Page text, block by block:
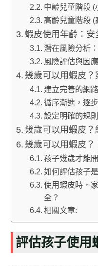
中齡兒童階段 (
高齡兒童階段 (
蝦皮使用年齡：安
潛在風險分析：
風險評估與因
幾歲可以用蝦皮？
建立完善的網
循序漸進，逐
設定明確的規
幾歲可以用蝦皮？
幾歲可以用蝦皮
孩子幾歲才能
如何評估孩子
使用蝦皮時，
全？
相關文章:
評估孩子使用